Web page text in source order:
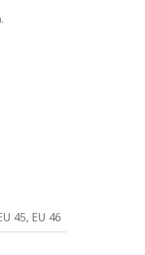
45, EU 46